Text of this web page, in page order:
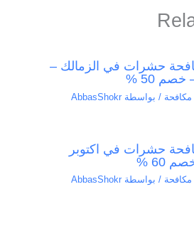
حشرات في الزمالك –
/ بواسطة AbbasShokr
حشرات في اكتوبر
/ بواسطة AbbasShokr